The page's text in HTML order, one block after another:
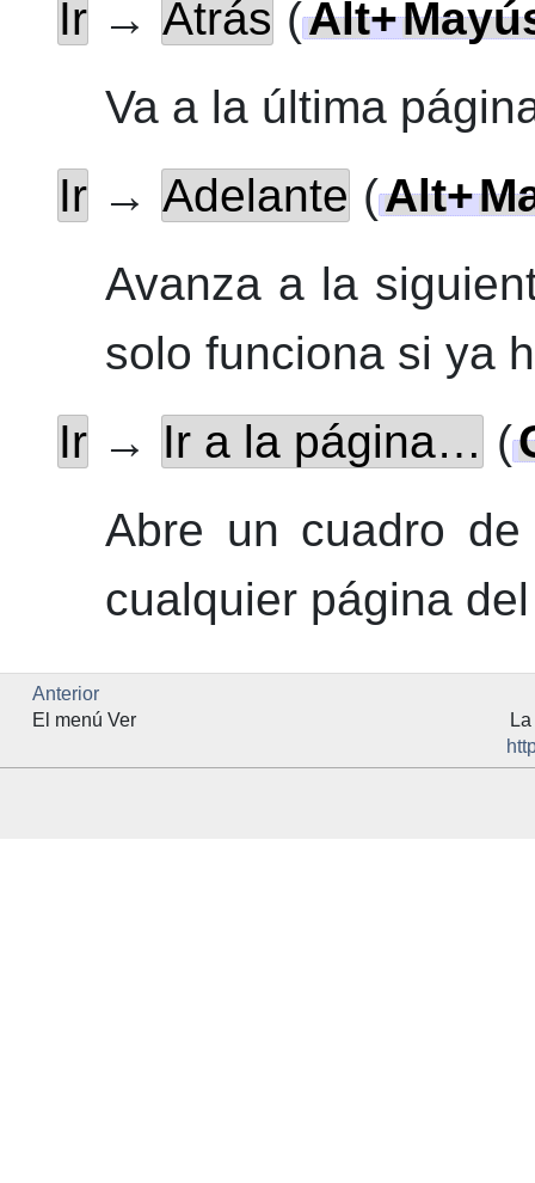
Ir → Atrás (Alt+
Va a la última
Ir → Adelante (Alt+
Avanza a la
solo funciona si ya
Ir → Ir a la página… (
Abre un cuadro
cualquier página
Anterior
El menú Ver